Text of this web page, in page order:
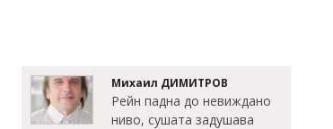
Михаил ДИМИТРОВ
Рейн падна до невиждано
ниво, сушата задушава